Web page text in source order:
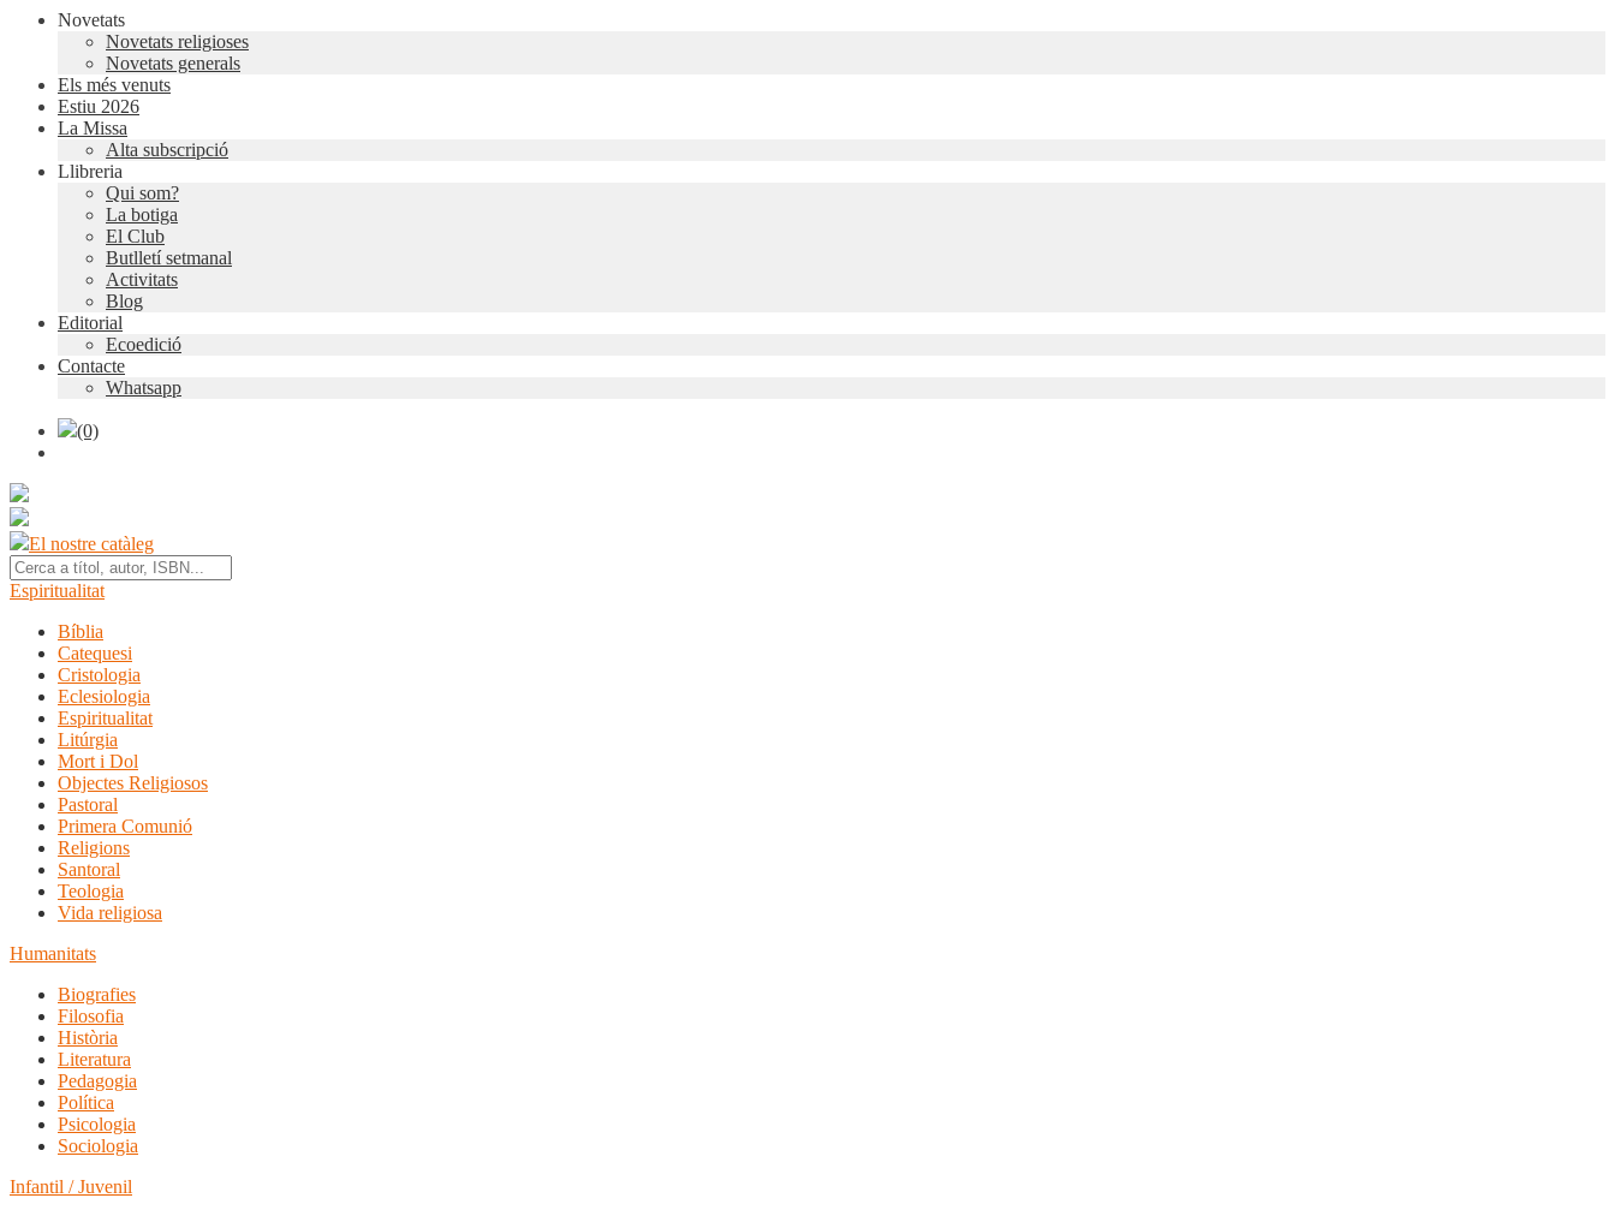
Novetats
Novetats religioses
Novetats generals
Els més venuts
Estiu 2026
La Missa
Alta subscripció
Llibreria
Qui som?
La botiga
El Club
Butlletí setmanal
Activitats
Blog
Editorial
Ecoedició
Contacte
Whatsapp
(0)
El nostre catàleg
Espiritualitat
Bíblia
Catequesi
Cristologia
Eclesiologia
Espiritualitat
Litúrgia
Mort i Dol
Objectes Religiosos
Pastoral
Primera Comunió
Religions
Santoral
Teologia
Vida religiosa
Humanitats
Biografies
Filosofia
Història
Literatura
Pedagogia
Política
Psicologia
Sociologia
Infantil / Juvenil